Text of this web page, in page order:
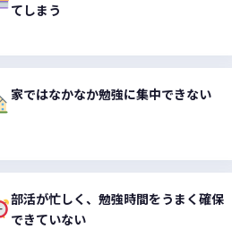
てしまう
家ではなかなか勉強に集中できない
部活が忙しく、勉強時間をうまく確保
できていない